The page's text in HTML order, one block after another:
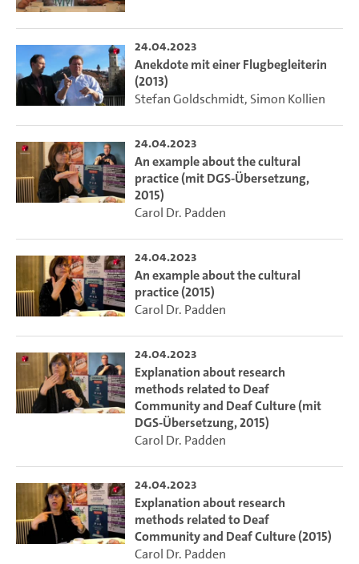
24.04.2023
Anekdote mit einer Flugbegleiterin
(2013)
Stefan Goldschmidt, Simon Kollien
24.04.2023
An example about the cultural
practice (mit DGS-Übersetzung,
2015)
Carol Dr. Padden
24.04.2023
An example about the cultural
practice (2015)
Carol Dr. Padden
24.04.2023
Explanation about research
methods related to Deaf
Community and Deaf Culture (mit
DGS-Übersetzung, 2015)
Carol Dr. Padden
24.04.2023
Explanation about research
methods related to Deaf
Community and Deaf Culture (2015)
Carol Dr. Padden